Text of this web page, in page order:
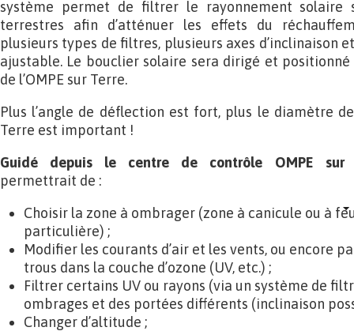
système permet de filtrer le rayonnement solaire
terrestres afin d’atténuer les effets du
plusieurs types de filtres, plusieurs axes d’inclinaison
ajustable. Le bouclier solaire sera dirigé et
de l’OMPE sur Terre.
Plus l’angle de déflection est fort, plus le diamètre
Terre est important !
Guidé depuis le centre de contrôle OMPE sur
permettrait de :
Choisir la zone à ombrager (zone à canicule ou à
particulière) ;
Modifier les courants d’air et les vents, ou encore
trous dans la couche d’ozone (UV, etc.) ;
Filtrer certains UV ou rayons (via un système de
ombrages et des portées différents (inclinaison
Changer d’altitude ;